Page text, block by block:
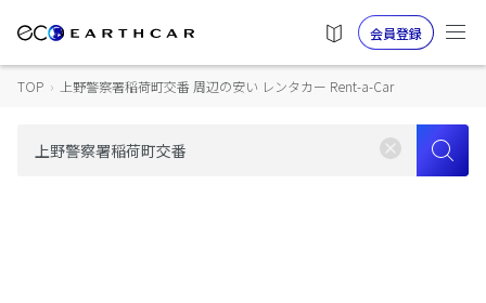
会員登録
TOP › 上野警察署稲荷町交番 周辺の安い レンタカー Rent-a-Car